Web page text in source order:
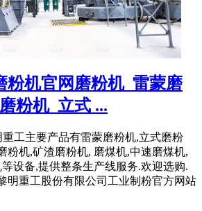
粉机官网磨粉机_雷蒙磨
粉机_立式 ...
工主要产品有雷蒙磨粉机,立式磨粉
粉机,矿渣磨粉机, 磨煤机,中速磨煤机,
设备,提供整条生产线服务.欢迎选购.
明重工股份有限公司工业制粉官方网站